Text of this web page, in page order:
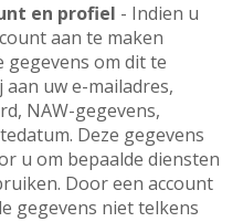
en profiel - Indien u
aan te maken
gegevens om dit te
uw e-mailadres,
NAW-gegevens,
Deze gegevens
u om bepaalde diensten
Door een account
gegevens niet telkens